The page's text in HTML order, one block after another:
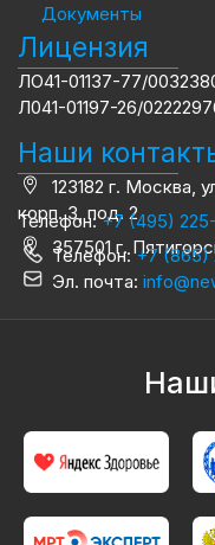
Документы
Лицензия
ЛО41-01137-77/
Л041-01197-26/
Наши
123182 г. Москва,
корп. 3, под. 2
Телефон:+7 (495)
357501 г.
Телефон:+7 (865)
Эл. почта: